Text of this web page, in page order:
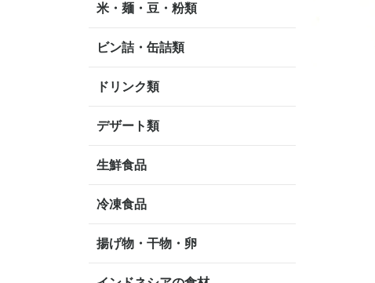
米・麺・豆・粉類
ビン詰・缶詰類
ドリンク類
デザート類
生鮮食品
冷凍食品
揚げ物・干物・卵